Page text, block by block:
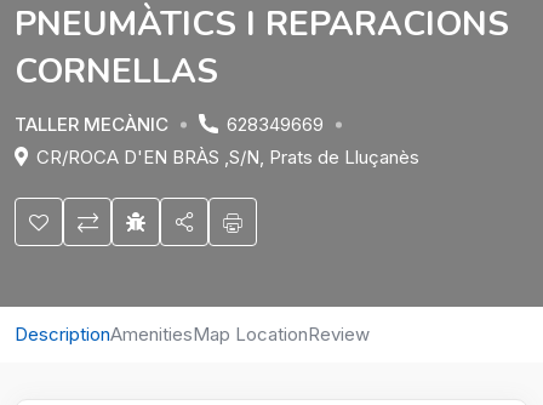
PNEUMÀTICS I REPARACIONS
CORNELLAS
TALLER MECÀNIC
628349669
CR/ROCA D'EN BRÀS ,S/N, Prats de Lluçanès
DescriptionAmenitiesMap LocationReview